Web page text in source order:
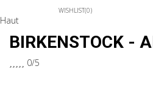
WISHLIST 0
Haut
BIRKENSTOCK -
0/5